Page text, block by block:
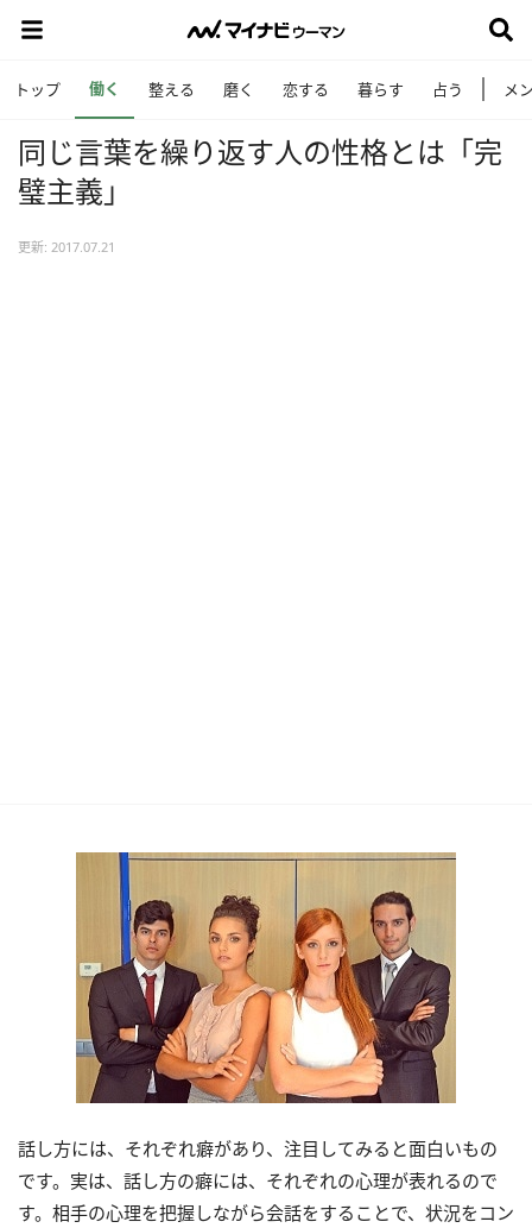
トップ 働く 整える 磨く 恋する 暮らす 占う メ
同じ言葉を繰り返す人の性格とは「完
璧主義」
更新: 2017.07.21
話し方には、それぞれ癖があり、注目してみると面白いもの
です。実は、話し方の癖には、それぞれの心理が表れるので
す。相手の心理を把握しながら会話をすることで、状況をコン